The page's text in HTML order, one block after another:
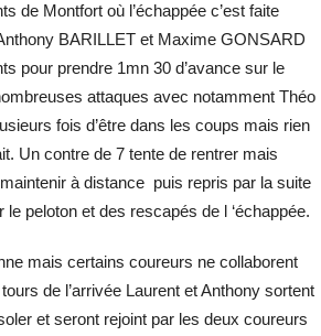
de Montfort où l’échappée c’est faite
BARILLET et Maxime GONSARD
pour prendre 1mn 30 d’avance sur le
attaques avec notamment Théo
fois d’être dans les coups mais rien
Un contre de 7 tente de rentrer mais
à distance puis repris par la suite
le peloton et des rescapés de l ‘échappée.
mais certains coureurs ne collaborent
de l’arrivée Laurent et Anthony sortent
et seront rejoint par les deux coureurs